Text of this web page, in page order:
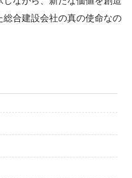
合建設会社の真の使命なの